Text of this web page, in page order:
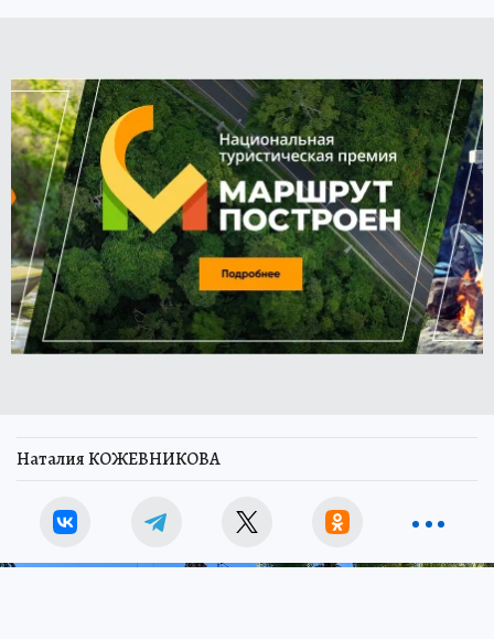
Наталия КОЖЕВНИКОВА